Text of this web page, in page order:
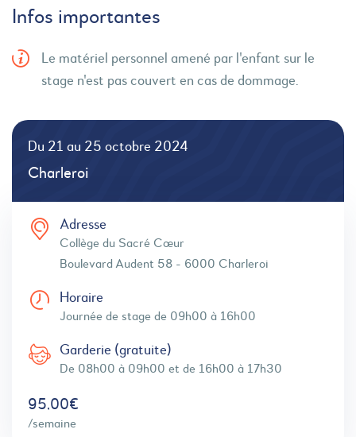
Infos importantes
Le matériel personnel amené par l'enfant sur le
stage n'est pas couvert en cas de dommage.
Du 21 au 25 octobre 2024
Charleroi
Adresse
Collège du Sacré Cœur
Boulevard Audent 58 - 6000 Charleroi
Horaire
Journée de stage de 09h00 à 16h00
Garderie (gratuite)
De 08h00 à 09h00 et de 16h00 à 17h30
95,00€
/semaine